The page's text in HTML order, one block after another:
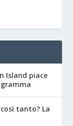
Island piace
tanto? La